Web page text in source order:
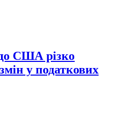
США різко
у податкових